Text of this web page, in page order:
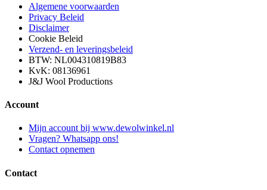
Algemene voorwaarden
Privacy Beleid
Disclaimer
Cookie Beleid
Verzend- en leveringsbeleid
BTW: NL004310819B83
KvK: 08136961
J&J Wool Productions
Account
Mijn account bij www.dewolwinkel.nl
Vragen? Whatsapp ons!
Contact opnemen
Contact